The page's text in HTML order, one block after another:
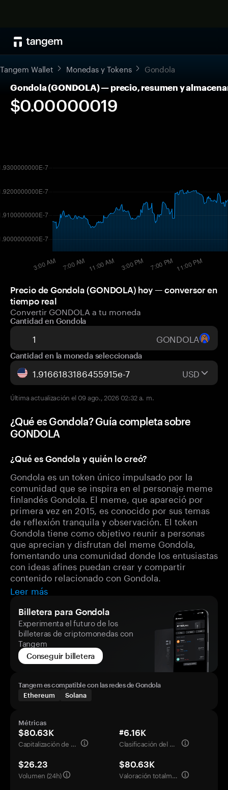
Tangem Wallet Monedas y Tokens Gondola
Gondola (GONDOLA) — precio, resumen y
$0.00000019
Precio de Gondola (GONDOLA) hoy — conversor en
tiempo real
Convertir GONDOLA a tu moneda
Cantidad en Gondola
GONDOLA
Cantidad en la moneda seleccionada
USD
Última actualización el 09 ago., 2026 02:32 a. m.
¿Qué es Gondola? Guía completa sobre
GONDOLA
¿Qué es Gondola y quién lo creó?
Gondola es un token único impulsado por la
comunidad que se inspira en el personaje meme
finlandés Gondola. El meme, que apareció por
primera vez en 2015, es conocido por sus temas
de reflexión tranquila y observación. El token
Gondola tiene como objetivo reunir a personas
que aprecian y disfrutan del meme Gondola,
fomentando una comunidad donde los entusiastas
con ideas afines puedan crear y compartir
contenido relacionado con Gondola.
Leer más
Billetera para Gondola
Experimenta el futuro de los
billeteras de criptomonedas con
Tangem
Conseguir billetera
Tangem es compatible con las redes de Gondola
Ethereum
Solana
Métricas
$80.63K
Capitalización de mercado
#6.16K
Clasificación del mercado
$26.23
Volumen (24h)
$80.63K
Valoración totalmente diluida